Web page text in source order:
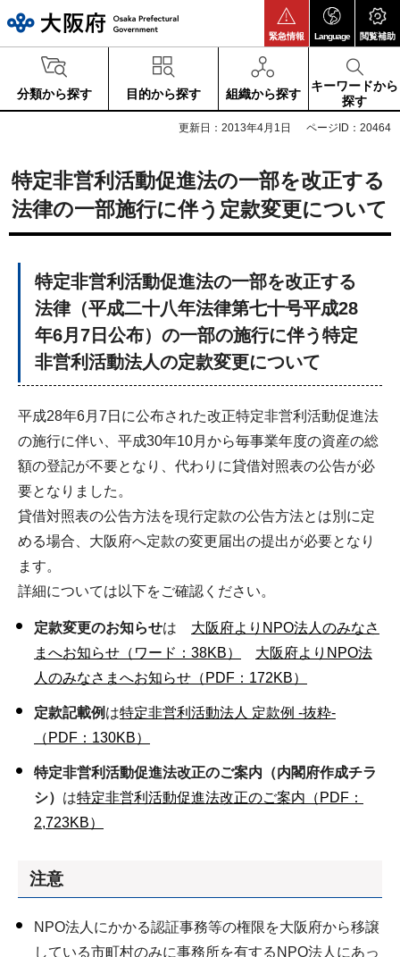
緊急情報 Language 閲覧補助
分類から探す 目的から探す 組織から探す
キーワードから
探す
更新日：2013年4月1日 ページID：20464
特定非営利活動促進法の一部を改正する
法律の一部施行に伴う定款変更について
特定非営利活動促進法の一部を改正する
法律（平成二十八年法律第七十号平成28
年6月7日公布）の一部の施行に伴う特定
非営利活動法人の定款変更について
平成28年6月7日に公布された改正特定非営利活動促進法
の施行に伴い、平成30年10月から毎事業年度の資産の総
額の登記が不要となり、代わりに貸借対照表の公告が必
要となりました。
貸借対照表の公告方法を現行定款の公告方法とは別に定
める場合、大阪府へ定款の変更届出の提出が必要となり
ます。
詳細については以下をご確認ください。
定款変更のお知らせは 大阪府よりNPO法人のみなさ
まへお知らせ（ワード：38KB）
大阪府よりNPO法
人のみなさまへお知らせ（PDF：172KB）
定款記載例 は特定非営利活動法人 定款例 -抜粋-
（PDF：130KB）
特定非営利活動促進法改正のご案内（内閣府作成チラ
シ） は特定非営利活動促進法改正のご案内（PDF：
2,723KB）
注意
NPO法人にかかる認証事務等の権限を大阪府から移譲
している市町村のみに事務所を有するNPO法人にあっ